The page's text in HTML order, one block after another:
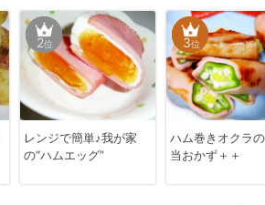
2位
レンジで簡単♪我が家
の“ハムエッグ”
3位
ハム巻きオクラ
当おかず＋＋